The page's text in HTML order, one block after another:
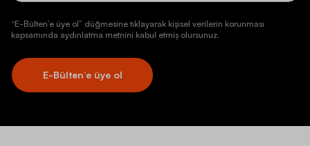
“E-Bülten’e üye ol” düğmesine tıklayarak kişisel verilerin korunması
kapsamında aydınlatma metnini kabul etmiş olursunuz.
E-Bülten’e üye ol